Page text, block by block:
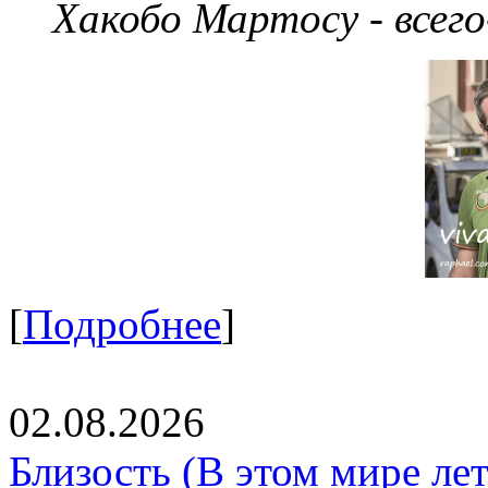
Хакобо Мартосу -
[Подробнее]
02.08.2026
Близость (В этом мире